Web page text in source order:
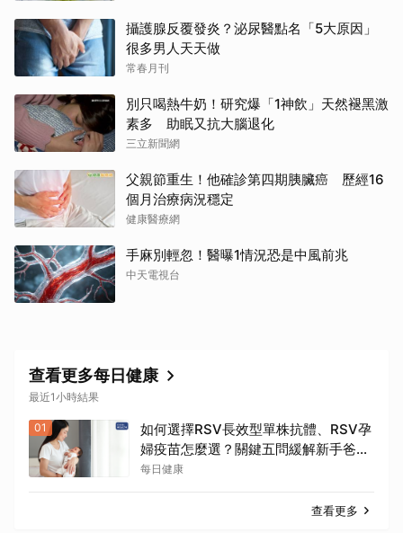
攝護腺反覆發炎？泌尿醫點名「5大原因」
很多男人天天做
常春月刊
別只喝熱牛奶！研究爆「1神飲」天然褪黑激
素多 助眠又抗大腦退化
三立新聞網
父親節重生！他確診第四期胰臟癌 歷經16
個月治療病況穩定
健康醫療網
手麻別輕忽！醫曝1情況恐是中風前兆
中天電視台
查看更多每日健康
最近1小時結果
01
如何選擇RSV長效型單株抗體、RSV孕
婦疫苗怎麼選？關鍵五問緩解新手爸媽
焦慮
每日健康
查看更多
取消